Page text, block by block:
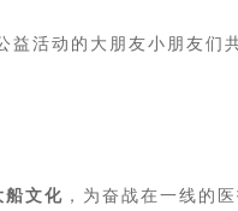
益活动的 大朋友小朋友们
船文化 ，为奋战在一线的